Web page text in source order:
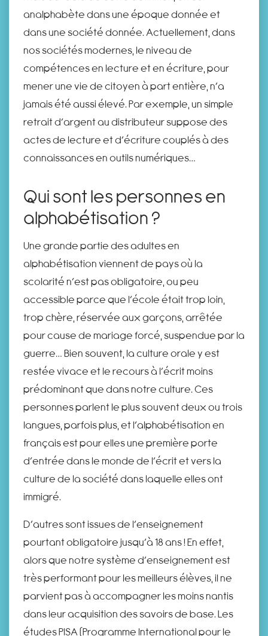
analphabète dans une époque donnée et
dans une société donnée. Actuellement, dans
nos sociétés modernes, le niveau de
compétences en lecture et en écriture, pour
mener une vie de citoyen à part entière, n’a
jamais été aussi élevé. Par exemple, un simple
retrait d’argent au distributeur suppose des
actes de lecture et d’écriture couplés à des
connaissances en outils numériques…
Qui sont les personnes en
alphabétisation ?
Une grande partie des adultes en
alphabétisation viennent de pays où la
scolarité n’est pas obligatoire, ou peu
accessible parce que l’école était trop loin,
trop chère, réservée aux garçons, arrêtée
pour cause de mariage forcé, suspendue par la
guerre… Bien souvent, la culture orale y est
restée vivace et le recours à l’écrit moins
prédominant que dans notre culture. Ces
personnes parlent le plus souvent deux ou trois
langues, parfois plus, et l’alphabétisation en
français est pour elles une première porte
d’entrée dans le monde de l’écrit et vers la
culture de la société dans laquelle elles ont
immigré.
D’autres sont issues de l’enseignement
pourtant obligatoire jusqu’à 18 ans ! En effet,
alors que notre système d’enseignement est
très performant pour les meilleurs élèves, il ne
parvient pas à accompagner les moins nantis
dans leur acquisition des savoirs de base. Les
études PISA (Programme International pour le